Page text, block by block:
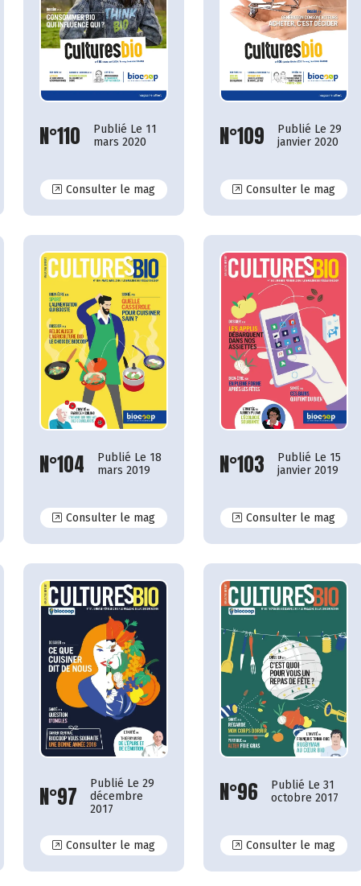
N°110
Publié Le 11
mars 2020
Consulter le magN°110
N°109
Publié Le 29
janvier 2020
Consulter le magN°109
N°104
Publié Le 18
mars 2019
Consulter le magN°104
N°103
Publié Le 15
janvier 2019
Consulter le magN°103
N°97
Publié Le 29
décembre
2017
Consulter le magN°97
N°96
Publié Le 31
octobre 2017
Consulter le magN°96